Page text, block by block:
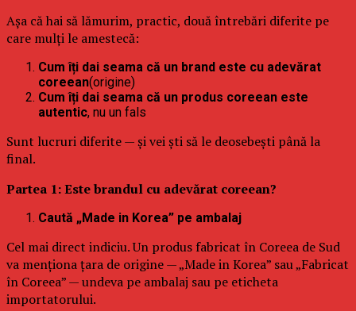
Așa că hai să lămurim, practic, două întrebări diferite pe
care mulți le amestecă:
Cum îți dai seama că un brand este cu adevărat
coreean(origine)
Cum îți dai seama că un produs coreean este
autentic, nu un fals
Sunt lucruri diferite — și vei ști să le deosebești până la
final.
Partea 1: Este brandul cu adevărat coreean?
Caută „Made in Korea” pe ambalaj
Cel mai direct indiciu. Un produs fabricat în Coreea de Sud
va menționa țara de origine — „Made in Korea” sau „Fabricat
în Coreea” — undeva pe ambalaj sau pe eticheta
importatorului.